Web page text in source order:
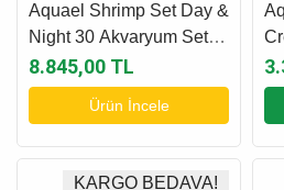
Aquael Shrimp Set Day &
Night 30 Akvaryum Set
30 L - Siyah
8.845,00 TL
Ürün İncele
KARGO BEDAVA!